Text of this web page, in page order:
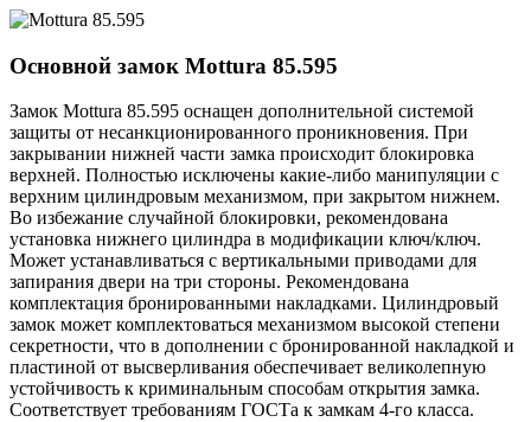
Основной замок Mottura 85.595
Замок Mottura 85.595 оснащен дополнительной системой
защиты от несанкционированного проникновения. При
закрывании нижней части замка происходит блокировка
верхней. Полностью исключены какие-либо манипуляции с
верхним цилиндровым механизмом, при закрытом нижнем.
Во избежание случайной блокировки, рекомендована
установка нижнего цилиндра в модификации ключ/ключ.
Может устанавливаться с вертикальными приводами для
запирания двери на три стороны. Рекомендована
комплектация бронированными накладками. Цилиндровый
замок может комплектоваться механизмом высокой степени
секретности, что в дополнении с бронированной накладкой и
пластиной от высверливания обеспечивает великолепную
устойчивость к криминальным способам открытия замка.
Соответствует требованиям ГОСТа к замкам 4-го класса.